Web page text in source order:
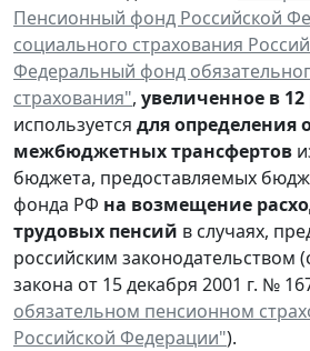
Пенсионный фонд Российской
социального страхования
Федеральный фонд
страхования", увеличенное в 12
используется для определения
межбюджетных трансфертов
бюджета, предоставляемых
фонда РФ на возмещение
трудовых пенсий в случаях,
российским законодательством
закона от 15 декабря 2001 г. №
обязательном пенсионном
Российской Федерации").